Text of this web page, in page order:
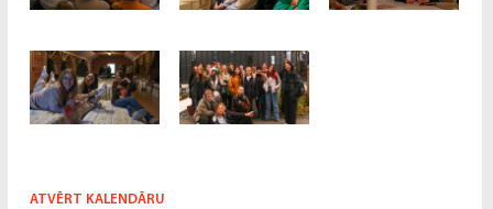
ATVĒRT KALENDĀRU